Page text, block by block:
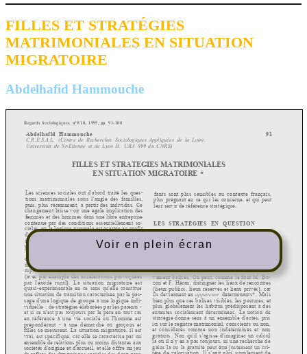
FILLES ET STRATÉGIES
MATRIMONIALES EN SITUATION
MIGRATOIRE
Abdelhafid Hammouche
Voir en plein écran